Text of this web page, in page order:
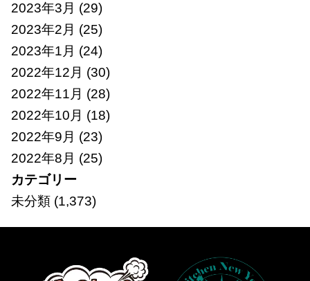
2023年3月 (29)
2023年2月 (25)
2023年1月 (24)
2022年12月 (30)
2022年11月 (28)
2022年10月 (18)
2022年9月 (23)
2022年8月 (25)
カテゴリー
未分類(1,373)